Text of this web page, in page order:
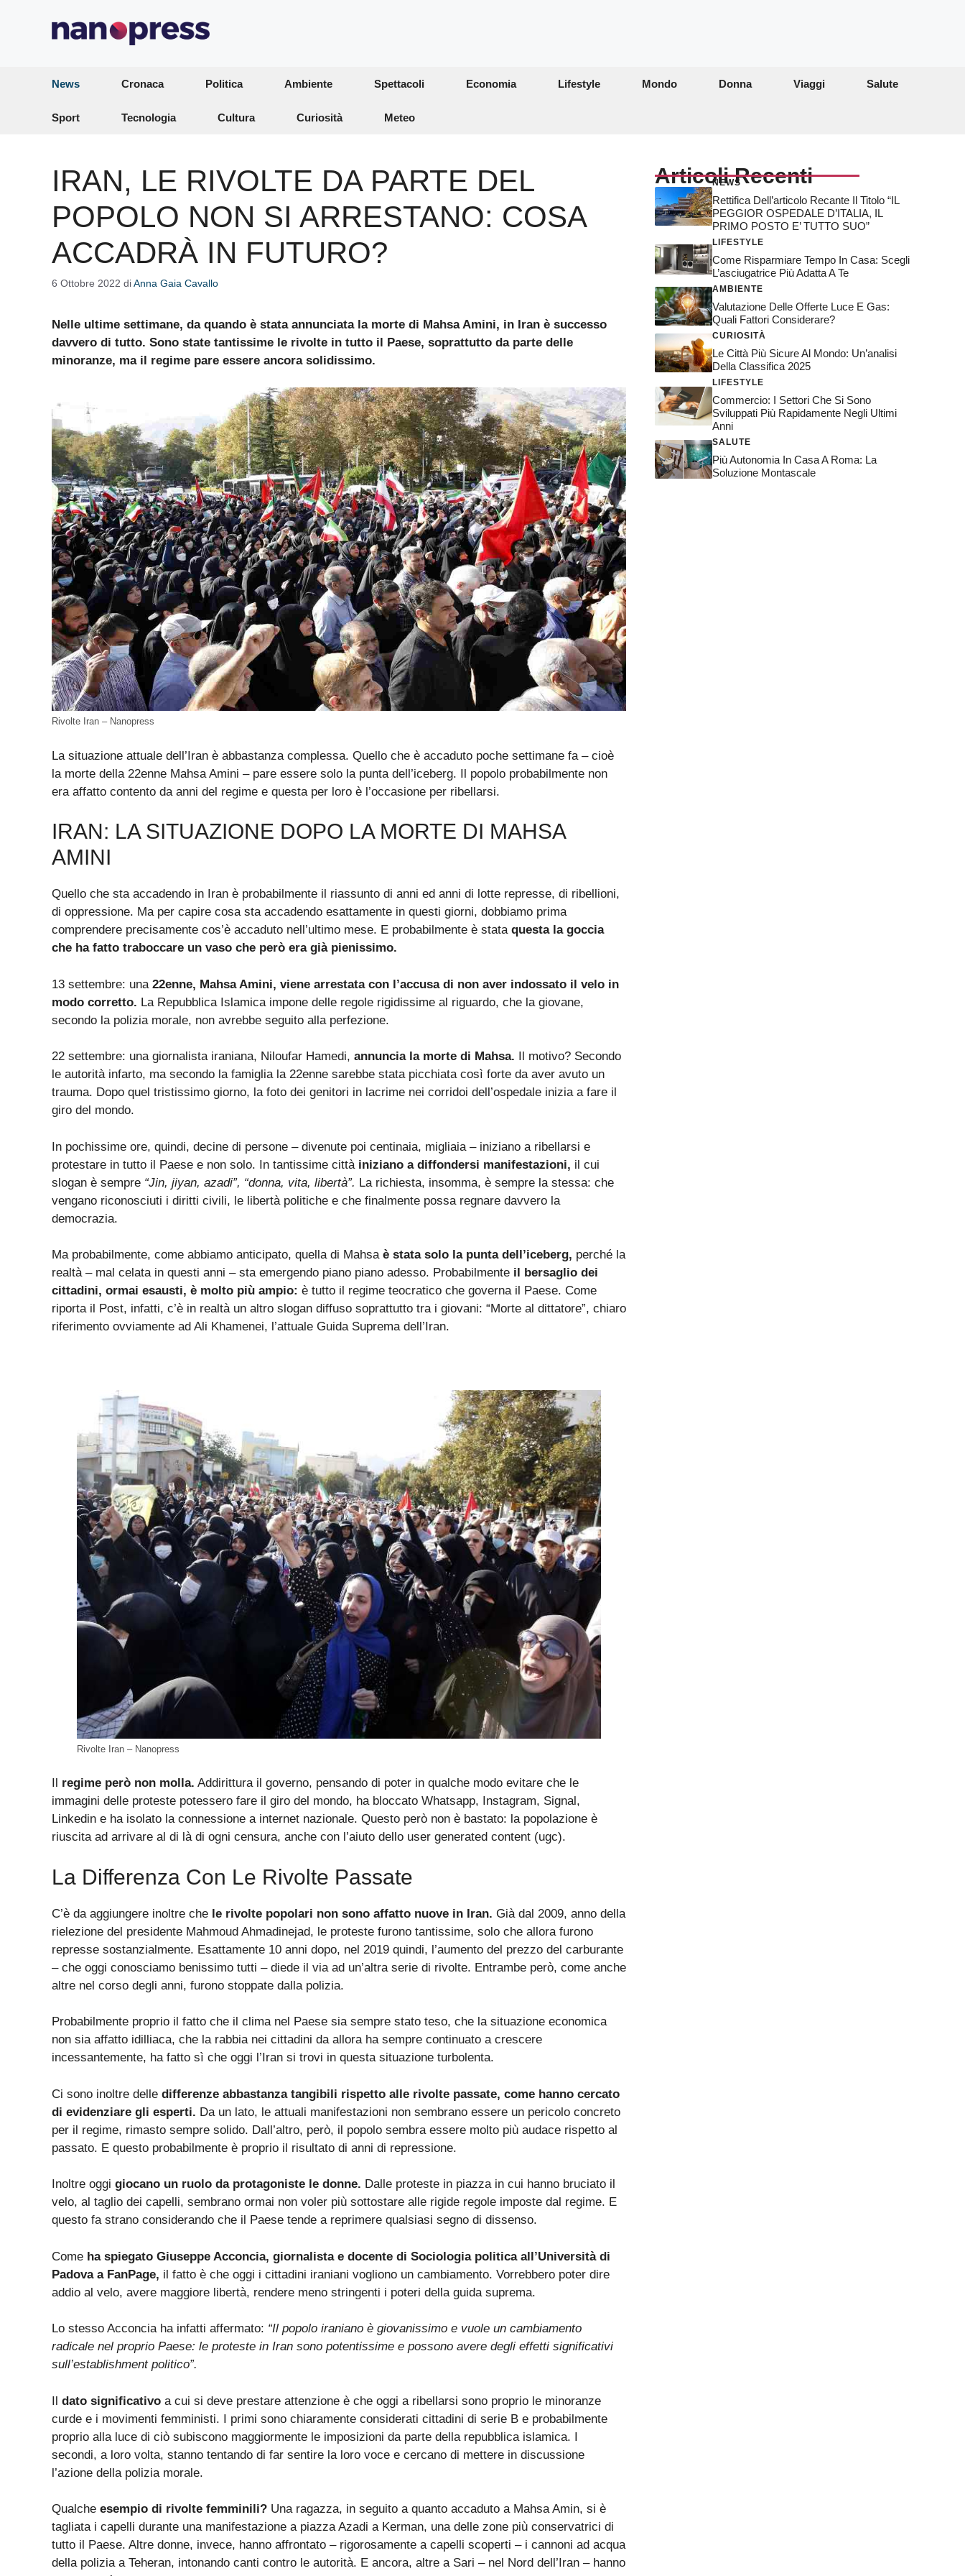
News Cronaca Politica Ambiente Spettacoli Economia Lifestyle Mondo Donna Viaggi Salute
Sport Tecnologia Cultura Curiosità Meteo
IRAN, LE RIVOLTE DA PARTE DEL
POPOLO NON SI ARRESTANO: COSA
ACCADRÀ IN FUTURO?
6 Ottobre 2022 diAnna Gaia Cavallo
Nelle ultime settimane, da quando è stata annunciata la morte di Mahsa Amini, in Iran è successo
davvero di tutto. Sono state tantissime le rivolte in tutto il Paese, soprattutto da parte delle
minoranze, ma il regime pare essere ancora solidissimo.
Rivolte Iran – Nanopress
La situazione attuale dell’Iran è abbastanza complessa. Quello che è accaduto poche settimane fa – cioè
la morte della 22enne Mahsa Amini – pare essere solo la punta dell’iceberg. Il popolo probabilmente non
era affatto contento da anni del regime e questa per loro è l’occasione per ribellarsi.
IRAN: LA SITUAZIONE DOPO LA MORTE DI MAHSA
AMINI
Quello che sta accadendo in Iran è probabilmente il riassunto di anni ed anni di lotte represse, di ribellioni,
di oppressione. Ma per capire cosa sta accadendo esattamente in questi giorni, dobbiamo prima
comprendere precisamente cos’è accaduto nell’ultimo mese. E probabilmente è stata questa la goccia
che ha fatto traboccare un vaso che però era già pienissimo.
13 settembre: una 22enne, Mahsa Amini, viene arrestata con l’accusa di non aver indossato il velo in
modo corretto. La Repubblica Islamica impone delle regole rigidissime al riguardo, che la giovane,
secondo la polizia morale, non avrebbe seguito alla perfezione.
22 settembre: una giornalista iraniana, Niloufar Hamedi, annuncia la morte di Mahsa. Il motivo? Secondo
le autorità infarto, ma secondo la famiglia la 22enne sarebbe stata picchiata così forte da aver avuto un
trauma. Dopo quel tristissimo giorno, la foto dei genitori in lacrime nei corridoi dell’ospedale inizia a fare il
giro del mondo.
In pochissime ore, quindi, decine di persone – divenute poi centinaia, migliaia – iniziano a ribellarsi e
protestare in tutto il Paese e non solo. In tantissime cittàiniziano a diffondersi manifestazioni, il cui
slogan è sempre “Jin, jiyan, azadi”, “donna, vita, libertà”. La richiesta, insomma, è sempre la stessa: che
vengano riconosciuti i diritti civili, le libertà politiche e che finalmente possa regnare davvero la
democrazia.
Ma probabilmente, come abbiamo anticipato, quella di Mahsaè stata solo la punta dell’iceberg, perché la
realtà – mal celata in questi anni – sta emergendo piano piano adesso. Probabilmente il bersaglio dei
cittadini, ormai esausti, è molto più ampio: è tutto il regime teocratico che governa il Paese. Come
riporta il Post, infatti, c’è in realtà un altro slogan diffuso soprattutto tra i giovani: “Morte al dittatore”, chiaro
riferimento ovviamente ad Ali Khamenei, l’attuale Guida Suprema dell’Iran.
Rivolte Iran – Nanopress
regime però non molla. Addirittura il governo, pensando di poter in qualche modo evitare che le
immagini delle proteste potessero fare il giro del mondo, ha bloccato Whatsapp, Instagram, Signal,
Linkedin e ha isolato la connessione a internet nazionale. Questo però non è bastato: la popolazione è
riuscita ad arrivare al di là di ogni censura, anche con l’aiuto dello user generated content (ugc).
La Differenza Con Le Rivolte Passate
C’è da aggiungere inoltre che le rivolte popolari non sono affatto nuove in Iran. Già dal 2009, anno della
rielezione del presidente Mahmoud Ahmadinejad, le proteste furono tantissime, solo che allora furono
represse sostanzialmente. Esattamente 10 anni dopo, nel 2019 quindi, l’aumento del prezzo del carburante
– che oggi conosciamo benissimo tutti – diede il via ad un’altra serie di rivolte. Entrambe però, come anche
altre nel corso degli anni, furono stoppate dalla polizia.
Probabilmente proprio il fatto che il clima nel Paese sia sempre stato teso, che la situazione economica
non sia affatto idilliaca, che la rabbia nei cittadini da allora ha sempre continuato a crescere
incessantemente, ha fatto sì che oggi l’Iran si trovi in questa situazione turbolenta.
Ci sono inoltre delle differenze abbastanza tangibili rispetto alle rivolte passate, come hanno cercato
di evidenziare gli esperti. Da un lato, le attuali manifestazioni non sembrano essere un pericolo concreto
per il regime, rimasto sempre solido. Dall’altro, però, il popolo sembra essere molto più audace rispetto al
passato. E questo probabilmente è proprio il risultato di anni di repressione.
Inoltre oggi giocano un ruolo da protagoniste le donne. Dalle proteste in piazza in cui hanno bruciato il
velo, al taglio dei capelli, sembrano ormai non voler più sottostare alle rigide regole imposte dal regime. E
questo fa strano considerando che il Paese tende a reprimere qualsiasi segno di dissenso.
Come ha spiegato Giuseppe Acconcia, giornalista e docente di Sociologia politica all’Università di
Padova a FanPage, il fatto è che oggi i cittadini iraniani vogliono un cambiamento. Vorrebbero poter dire
addio al velo, avere maggiore libertà, rendere meno stringenti i poteri della guida suprema.
Lo stesso Acconcia ha infatti affermato: “Il popolo iraniano è giovanissimo e vuole un cambiamento
radicale nel proprio Paese: le proteste in Iran sono potentissime e possono avere degli effetti significativi
sull’establishment politico”.
Il dato significativo a cui si deve prestare attenzione è che oggi a ribellarsi sono proprio le minoranze
curde e i movimenti femministi. I primi sono chiaramente considerati cittadini di serie B e probabilmente
proprio alla luce di ciò subiscono maggiormente le imposizioni da parte della repubblica islamica. I
secondi, a loro volta, stanno tentando di far sentire la loro voce e cercano di mettere in discussione
l’azione della polizia morale.
Qualche esempio di rivolte femminili? Una ragazza, in seguito a quanto accaduto a Mahsa Amin, si è
tagliata i capelli durante una manifestazione a piazza Azadi a Kerman, una delle zone più conservatrici di
tutto il Paese. Altre donne, invece, hanno affrontato – rigorosamente a capelli scoperti – i cannoni ad acqua
della polizia a Teheran, intonando canti contro le autorità. E ancora, altre a Sari – nel Nord dell’Iran – hanno
Articoli Recenti
NEWS
Rettifica Dell’articolo Recante Il Titolo “IL
PEGGIOR OSPEDALE D’ITALIA, IL
PRIMO POSTO E’ TUTTO SUO”
LIFESTYLE
Come Risparmiare Tempo In Casa: Scegli
L’asciugatrice Più Adatta A Te
AMBIENTE
Valutazione Delle Offerte Luce E Gas:
Quali Fattori Considerare?
CURIOSITÀ
Le Città Più Sicure Al Mondo: Un’analisi
Della Classifica 2025
LIFESTYLE
Commercio: I Settori Che Si Sono
Sviluppati Più Rapidamente Negli Ultimi
Anni
SALUTE
Più Autonomia In Casa A Roma: La
Soluzione Montascale